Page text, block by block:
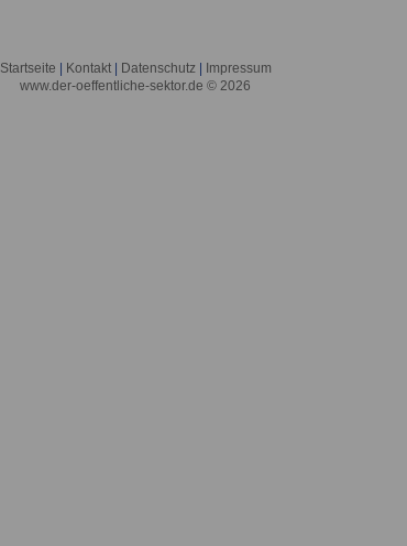
Startseite Kontakt Datenschutz
Impressum
www.der-oeffentliche-sektor.de © 2026